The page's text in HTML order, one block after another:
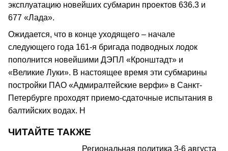
эксплуатацию новейших субмарин проектов 636.3 и
677 «Лада».
Ожидается, что в конце уходящего – начале
следующего года 161-я бригада подводных лодок
пополнится новейшими ДЭПЛ «Кронштадт» и
«Великие Луки». В настоящее время эти субмарины
постройки ПАО «Адмиралтейские верфи» в Санкт-
Петербурге проходят приемо-сдаточные испытания в
балтийских водах. H
ЧИТАЙТЕ ТАКЖЕ
Региональная политика 3-6 августа